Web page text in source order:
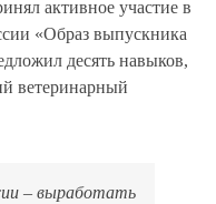
активное участие в
«Образ выпускника
десять навыков,
ветеринарный
– выработать